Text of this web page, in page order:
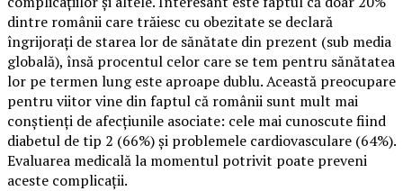
dintre românii care trăiesc cu obezitate se declară
îngrijorați de starea lor de sănătate din prezent (sub media
globală), însă procentul celor care se tem pentru sănătatea
lor pe termen lung este aproape dublu. Această preocupare
pentru viitor vine din faptul că românii sunt mult mai
conștienți de afecțiunile asociate: cele mai cunoscute fiind
diabetul de tip 2 (66%) și problemele cardiovasculare (64%).
Evaluarea medicală la momentul potrivit poate preveni
aceste complicații.